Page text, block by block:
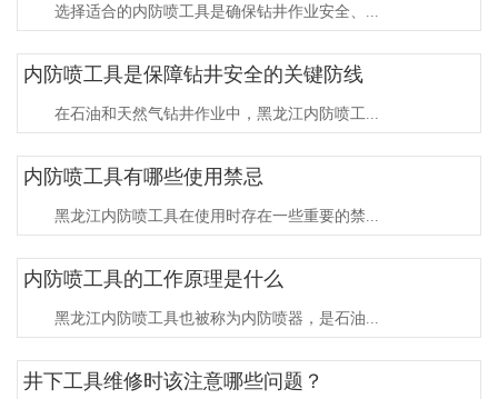
选择适合的内防喷工具是确保钻井作业安全、...
内防喷工具是保障钻井安全的关键防线
在石油和天然气钻井作业中，黑龙江内防喷工...
内防喷工具有哪些使用禁忌
黑龙江内防喷工具在使用时存在一些重要的禁...
内防喷工具的工作原理是什么
黑龙江内防喷工具也被称为内防喷器，是石油...
井下工具维修时该注意哪些问题？